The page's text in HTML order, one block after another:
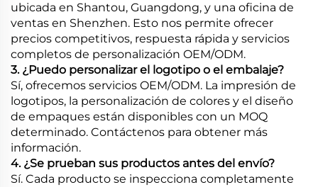
ubicada en Shantou, Guangdong, y una oficina de
ventas en Shenzhen. Esto nos permite ofrecer
precios competitivos, respuesta rápida y servicios
completos de personalización OEM/ODM.
3. ¿Puedo personalizar el logotipo o el embalaje?
Sí, ofrecemos servicios OEM/ODM. La impresión de
logotipos, la personalización de colores y el diseño
de empaques están disponibles con un MOQ
determinado. Contáctenos para obtener más
información.
4. ¿Se prueban sus productos antes del envío?
Sí. Cada producto se inspecciona completamente